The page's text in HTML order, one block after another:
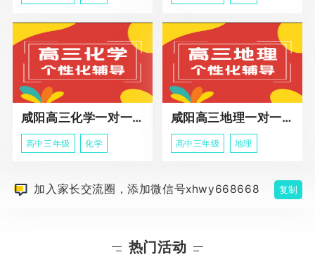
咸阳高三化学一对一辅导课程
高中三年级 化学
咸阳高三地理一对一辅导课程
高中三年级 地理
加入家长交流圈，添加微信号xhwy668668 复制
热门活动